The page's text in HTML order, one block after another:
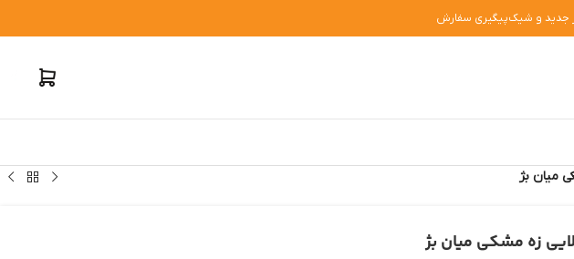
جدید و شیکپیگیری سفارش
میان بژ
زه مشکی میان بژ